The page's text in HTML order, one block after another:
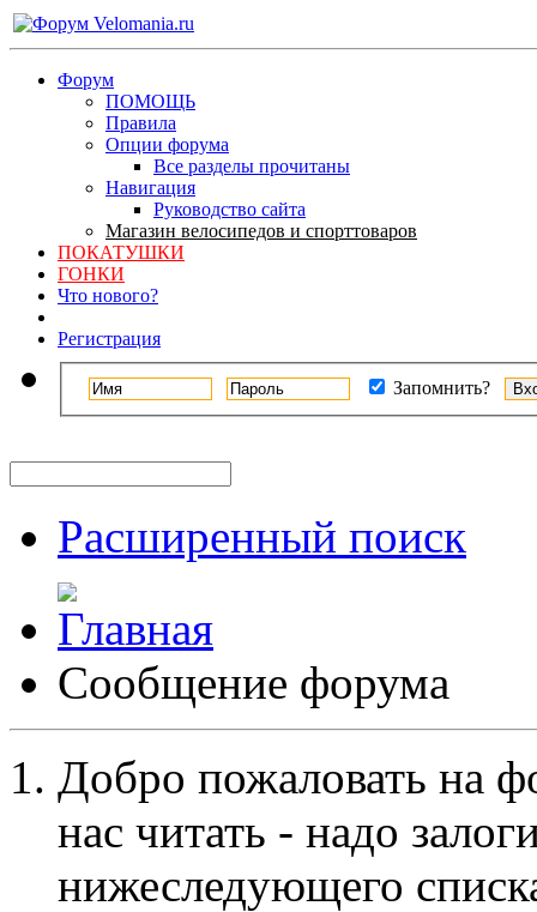
Форум
ПОМОЩЬ
Правила
Опции форума
Все разделы прочитаны
Навигация
Руководство сайта
Магазин велосипедов и спорттоваров
ПОКАТУШКИ
ГОНКИ
Что нового?
Регистрация
Запомнить?
Расширенный поиск
Сообщение форума
Добро пожаловать на
нас читать - надо
нижеследующего